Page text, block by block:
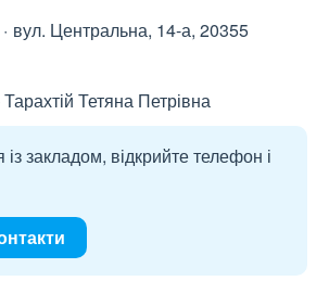
вул. Центральна, 14-а, 20355
Тетяна Петрівна
закладом, відкрийте телефон і